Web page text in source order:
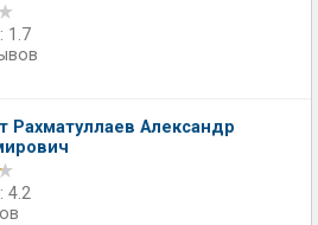
1.7
Рахматуллаев Александр
4.2